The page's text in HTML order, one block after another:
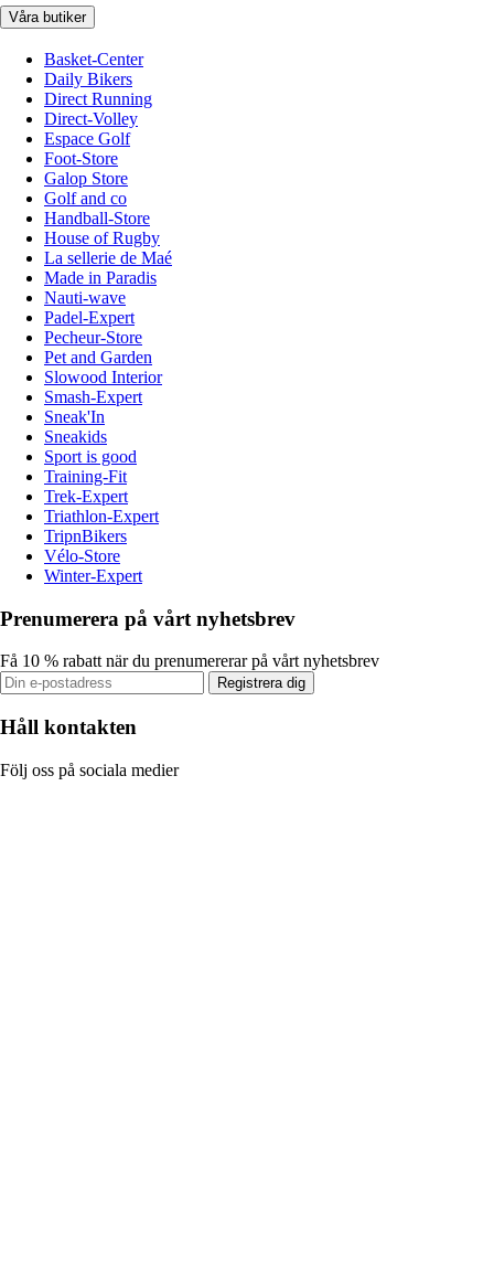
Våra butiker
Basket-Center
Daily Bikers
Direct Running
Direct-Volley
Espace Golf
Foot-Store
Galop Store
Golf and co
Handball-Store
House of Rugby
La sellerie de Maé
Made in Paradis
Nauti-wave
Padel-Expert
Pecheur-Store
Pet and Garden
Slowood Interior
Smash-Expert
Sneak'In
Sneakids
Sport is good
Training-Fit
Trek-Expert
Triathlon-Expert
TripnBikers
Vélo-Store
Winter-Expert
Prenumerera på vårt nyhetsbrev
Få 10 % rabatt när du prenumererar på vårt nyhetsbrev
Registrera dig
Håll kontakten
Följ oss på sociala medier